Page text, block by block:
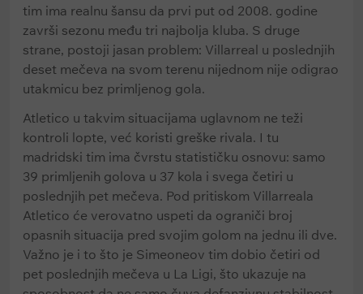
tim ima realnu šansu da prvi put od 2008. godine
završi sezonu među tri najbolja kluba. S druge
strane, postoji jasan problem: Villarreal u poslednjih
deset mečeva na svom terenu nijednom nije odigrao
utakmicu bez primljenog gola.
Atletico u takvim situacijama uglavnom ne teži
kontroli lopte, već koristi greške rivala. I tu
madridski tim ima čvrstu statističku osnovu: samo
39 primljenih golova u 37 kola i svega četiri u
poslednjih pet mečeva. Pod pritiskom Villarreala
Atletico će verovatno uspeti da ograniči broj
opasnih situacija pred svojim golom na jednu ili dve.
Važno je i to što je Simeoneov tim dobio četiri od
pet poslednjih mečeva u La Ligi, što ukazuje na